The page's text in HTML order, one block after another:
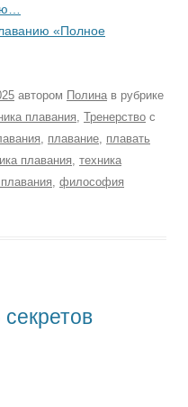
«Полное
автором Полина в рубрике
плавания Тренерство с
плавание плавать
плавания
техника
философия